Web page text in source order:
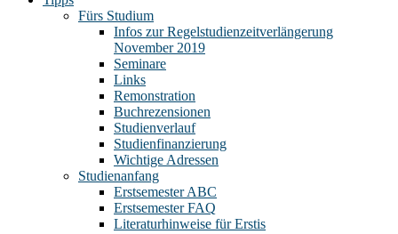
Fürs Studium
Infos zur Regelstudienzeitverlängerung
November 2019
Seminare
Links
Remonstration
Buchrezensionen
Studienverlauf
Studienfinanzierung
Wichtige Adressen
Studienanfang
Erstsemester ABC
Erstsemester FAQ
Literaturhinweise für Erstis